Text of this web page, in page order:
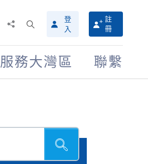
搜
尋
介
登
入
註
冊
服務大灣區 聯繫